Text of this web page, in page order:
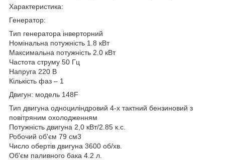
Характеристика:
Генератор:
Тип генератора інверторний
Номінальна потужність 1.8 кВт
Максимальна потужність 2.0 кВт
Частота струму 50 Гц
Напруга 220 В
Кількість фаз – 1
Двигун: модель 148F
Тип двигуна одноциліндровий 4-х тактний бензиновий з
повітряним охолодженням
Потужність двигуна 2,0 кВт/2.85 к.с.
Робочий об'єм 79 см3
Число обертів двигуна 3600 об/хв.
Об'єм паливного бака 4.2 л.